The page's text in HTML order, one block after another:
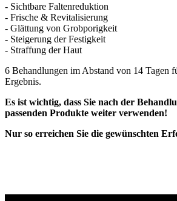
- Sichtbare Faltenreduktion
- Frische & Revitalisierung
- Glättung von Grobporigkeit
- Steigerung der Festigkeit
- Straffung der Haut
6 Behandlungen im Abstand von 14 Tagen
Ergebnis.
Es ist wichtig, dass Sie nach der
passenden Produkte weiter verwenden!
Nur so erreichen Sie die gewünschten